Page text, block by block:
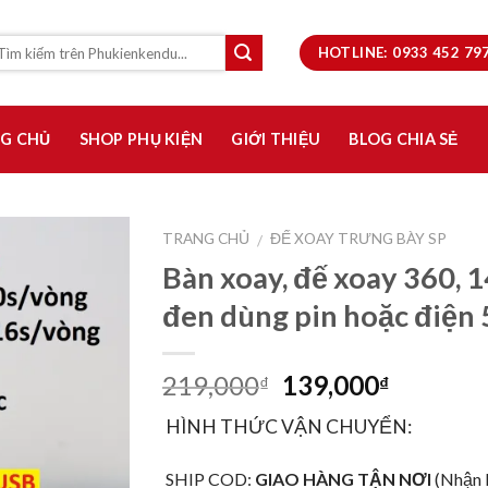
HOTLINE: 0933 452
CHỦ SHOP PHỤ KIỆN GIỚI THIỆU BLOG CHIA SẺ
Thêm
vào
yêu
thích
TRANG CHỦ / ĐẾ XOAY TRƯNG BÀY SP
Bàn xoay, đế xoay 360,
đen dùng pin hoặc điện
219,000₫ 139,000₫
HÌNH THỨC VẬN CHUYỂN:
SHIP COD: GIAO HÀNG TẬN NƠI (Nhận